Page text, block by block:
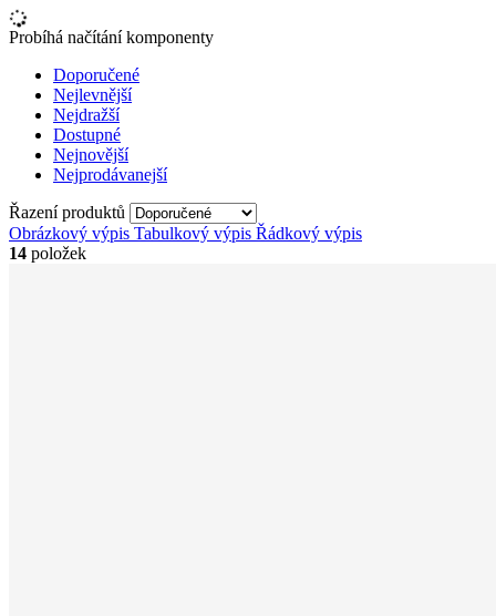
Probíhá načítání komponenty
Doporučené
Nejlevnější
Nejdražší
Dostupné
Nejnovější
Nejprodávanejší
Řazení produktů
Obrázkový výpis Tabulkový výpis Řádkový výpis
14 položek